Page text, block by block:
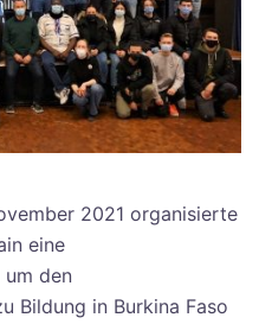
2021 organisierte
eine
den
Bildung in Burkina Faso